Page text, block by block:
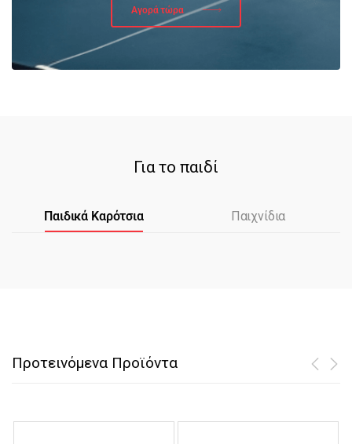
Αγορά τώρα
Για το παιδί
Παιδικά Καρότσια Παιχνίδια
Προτεινόμενα Προϊόντα